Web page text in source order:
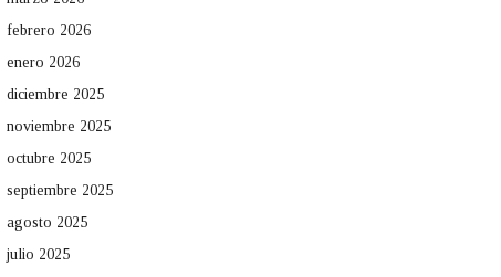
febrero 2026
enero 2026
diciembre 2025
noviembre 2025
octubre 2025
septiembre 2025
agosto 2025
julio 2025